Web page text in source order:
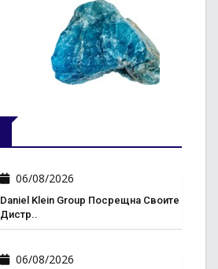
06/08/2026
Daniel Klein Group Посрещна Своите
Дистр..
06/08/2026